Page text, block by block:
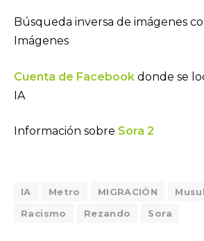
Búsqueda inversa de imágenes
Imágenes
Cuenta de Facebook donde se
IA
Información sobre Sora 2
IA Metro MIGRACIÓN
Racismo
Rezando Sora